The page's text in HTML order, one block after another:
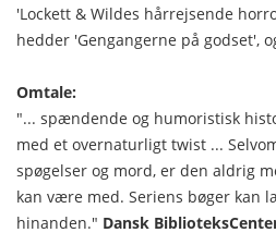
'Lockett & Wildes hårrejsende
hedder 'Gengangerne på godset',
Omtale:
"... spændende og humoristisk
med et overnaturligt twist ...
spøgelser og mord, er den aldrig
kan være med. Seriens bøger kan
hinanden." Dansk